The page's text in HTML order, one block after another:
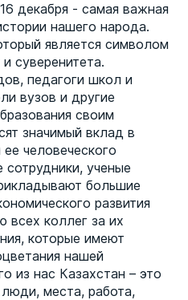
декабря - самая важная
нашего народа.
является символом
суверенитета.
педагоги школ и
вузов и другие
своим
значимый вклад в
человеческого
ученые
большие
развития
коллег за их
которые имеют
нашей
из нас Казахстан – это
места, работа,